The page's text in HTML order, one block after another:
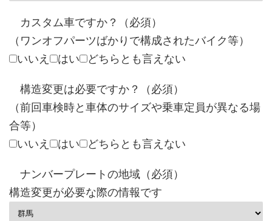
カスタム車ですか？（必須）
（ワンオフパーツばかりで構成されたバイク等）
いいえ
はい どちらとも言えない
構造変更は必要ですか？（必須）
（前回車検時と車体のサイズや乗車定員が異なる場
合等）
いいえ
はい どちらとも言えない
ナンバープレートの地域（必須）
構造変更が必要な際の情報です